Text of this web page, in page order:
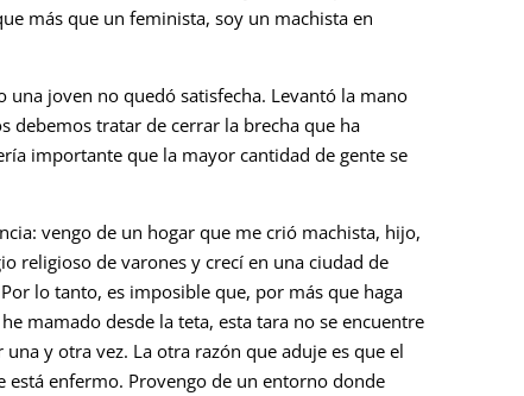
más que un feminista, soy un machista en
joven no quedó satisfecha. Levantó la mano
debemos tratar de cerrar la brecha que ha
importante que la mayor cantidad de gente se
vengo de un hogar que me crió machista, hijo,
religioso de varones y crecí en una ciudad de
lo tanto, es imposible que, por más que haga
mamado desde la teta, esta tara no se encuentre
y otra vez. La otra razón que aduje es que el
enfermo. Provengo de un entorno donde